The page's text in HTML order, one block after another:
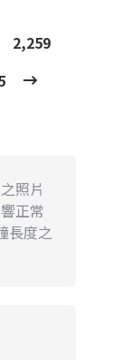
2,259
照片
正常
長度之